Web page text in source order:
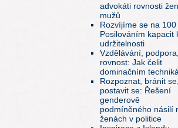
advokáti rovnosti
mužů
Rozvíjíme se na 100
Posilováním kapacit
udržitelnosti
Vzdělávání,
rovnost: Jak čelit
dominačním
Rozpoznat, bránit
postavit se: Řešení
genderově
podmíněného násilí
ženách v politice